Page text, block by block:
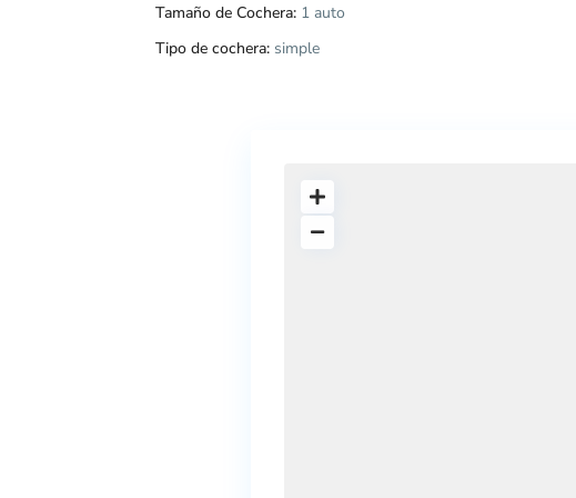
Tamaño de Cochera: 1 auto
Tipo de cochera: simple